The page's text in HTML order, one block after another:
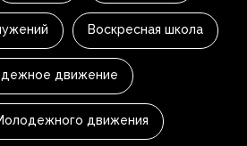
Воскресная школа
движение
движения